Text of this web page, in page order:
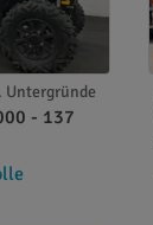
Untergründe
- 137